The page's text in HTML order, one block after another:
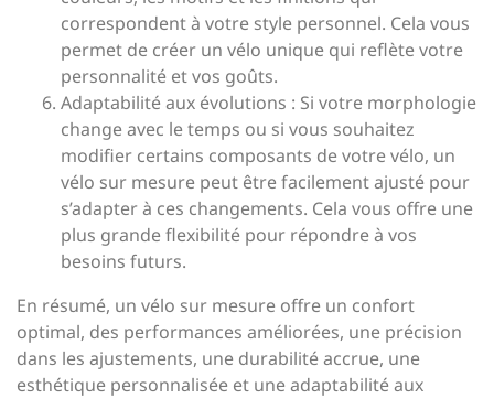
correspondent à votre style personnel. Cela vous
permet de créer un vélo unique qui reflète votre
personnalité et vos goûts.
Adaptabilité aux évolutions : Si votre morphologie
change avec le temps ou si vous souhaitez
modifier certains composants de votre vélo, un
vélo sur mesure peut être facilement ajusté pour
s’adapter à ces changements. Cela vous offre une
plus grande flexibilité pour répondre à vos
besoins futurs.
En résumé, un vélo sur mesure offre un confort
optimal, des performances améliorées, une précision
dans les ajustements, une durabilité accrue, une
esthétique personnalisée et une adaptabilité aux